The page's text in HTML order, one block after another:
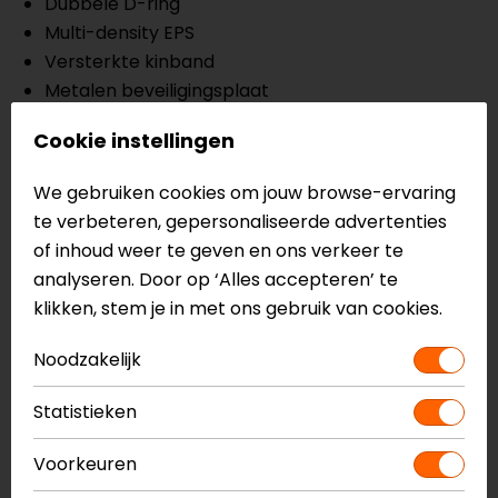
Multi-density EPS
Versterkte kinband
Metalen beveiligingsplaat
Gekanaliseerde EPS
Gemaakt van KPA
Voorbereid voor LS2 intercom
Hypoallergene, ademende, uitneembare en
wasbare binnenvoering
Lasergesneden schuim
Piekschroeven met handontgrendeling
Verstelbare piek
ECE 22.06 keuring
Meer informatie nodig?
Cookie instellingen
We gebruiken cookies om jouw browse-ervaring
te verbeteren, gepersonaliseerde advertenties
of inhoud weer te geven en ons verkeer te
analyseren. Door op ‘Alles accepteren’ te
klikken, stem je in met ons gebruik van cookies.
Noodzakelijk
Statistieken
Voorkeuren